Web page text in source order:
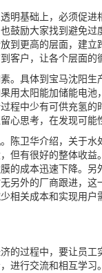
基础上，必须促进
鼓励大家找到避免
到更高的层面，建
客户，让各个层面的
具体到宝马沈阳生
用太阳能加储能电
程中少有可供充氢
心思考，在发现可能
卫华介绍，关于水
但有很好的整体收
的成本迅速下降。
另外的厂商跟进，
相关成本和实现用
过程中，要让员工
进行交流和相互学